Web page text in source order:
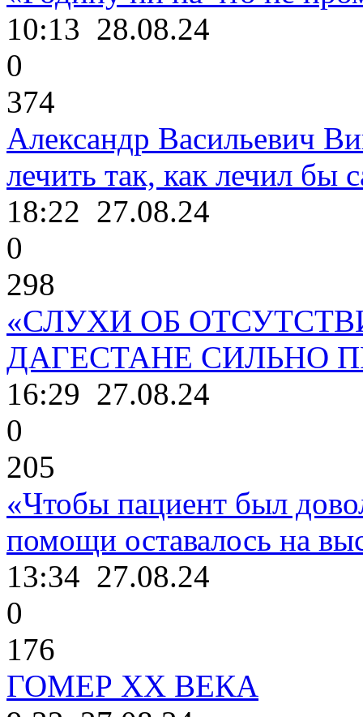
10:13 28.08.24
0
374
Александр Васильевич
лечить так, как лечил бы
18:22 27.08.24
0
298
«СЛУХИ ОБ
ДАГЕСТАНЕ СИЛЬНО
16:29 27.08.24
0
205
«Чтобы пациент был
помощи оставалось на
13:34 27.08.24
0
176
ГОМЕР ХХ ВЕКА